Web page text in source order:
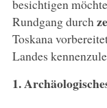
besichtigen
Rundgang durch
Toskana
Landes
1.